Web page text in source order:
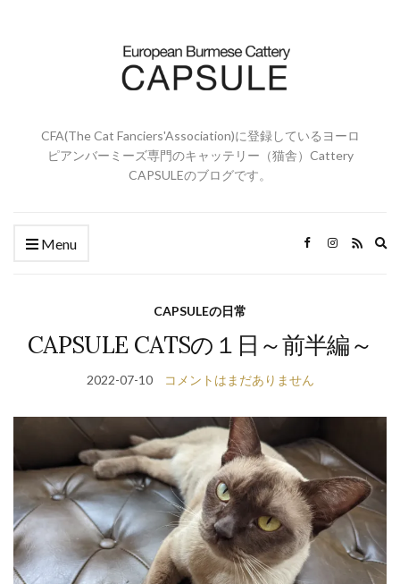
CFA(The Cat Fanciers'Association)に登録しているヨーロ
ピアンバーミーズ専門のキャッテリー（猫舎）Cattery
CAPSULEのブログです。
Menu
CAPSULEの日常
CAPSULE CATSの１日～前半編～
2022-07-10 コメントはまだありません